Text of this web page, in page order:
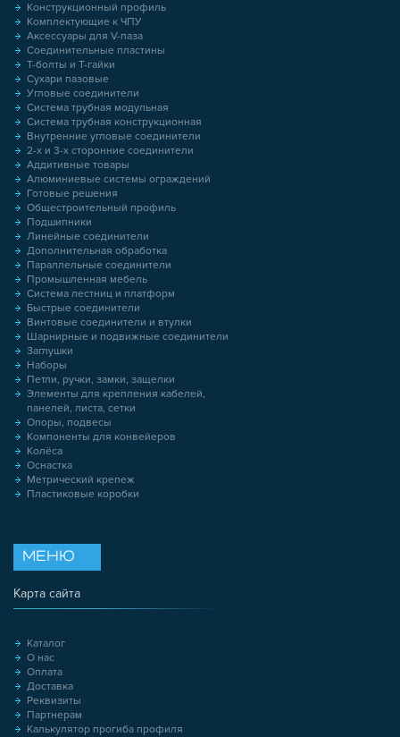
Конструкционный профиль
Комплектующие к ЧПУ
Аксессуары для V-паза
Соединительные пластины
Т-болты и Т-гайки
Сухари пазовые
Угловые соединители
Система трубная модульная
Система трубная конструкционная
Внутренние угловые соединители
2-х и 3-х сторонние соединители
Аддитивные товары
Алюминиевые системы ограждений
Готовые решения
Общестроительный профиль
Подшипники
Линейные соединители
Дополнительная обработка
Параллельные соединители
Промышленная мебель
Система лестниц и платформ
Быстрые соединители
Винтовые соединители и втулки
Шарнирные и подвижные соединители
Заглушки
Наборы
Петли, ручки, замки, защелки
Элементы для крепления кабелей,
панелей, листа, сетки
Опоры, подвесы
Компоненты для конвейеров
Колёса
Оснастка
Метрический крепеж
Пластиковые коробки
МЕНЮ
Карта сайта
Каталог
О нас
Оплата
Доставка
Реквизиты
Партнерам
Калькулятор прогиба профиля